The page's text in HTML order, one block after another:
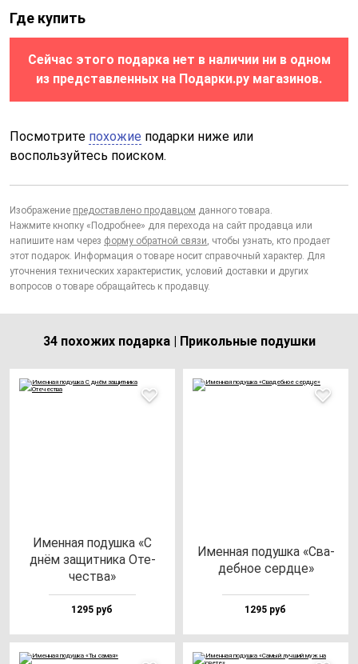
Где купить
Сейчас этого подарка нет в наличии ни в одном
из представленных на Подарки.ру магазинов.
Посмотрите похожие подарки ниже или
воспользуйтесь поиском.
Изображение предоставлено продавцом данного товара.
Нажмите кнопку «Подробнее» для перехода на сайт продавца или
напишите нам через форму обратной связи, чтобы узнать, кто продает
этот подарок. Информация о товаре носит справочный характер. Для
уточнения технических характеристик, условий доставки и других
вопросов о товаре обращайтесь к продавцу.
34 похожих подарка | Прикольные подушки
Имен­ная по­душ­ка «С
днём за­щит­ни­ка Оте­
чес­тва»
1295 руб
Имен­ная по­душ­ка «Сва­
деб­ное сер­дце»
1295 руб